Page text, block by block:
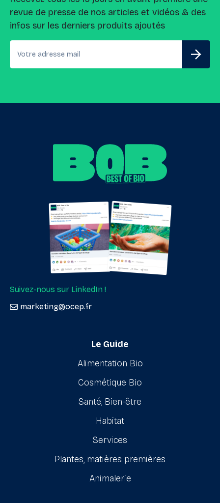
revue de presse de nos articles et vidéos & des
infos sur les derniers produits ajoutés
Suivez-nous sur LinkedIn !
marketing@ocep.fr
Le Guide
Alimentation Bio
Cosmétique Bio
Santé, Bien-être
Habitat
Services
Plantes, matières premières
Animalerie